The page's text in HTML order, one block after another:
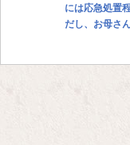
には応急処置
だし、お母さ